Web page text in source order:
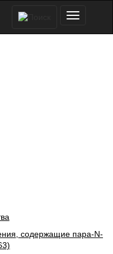
содержащие пара-N-